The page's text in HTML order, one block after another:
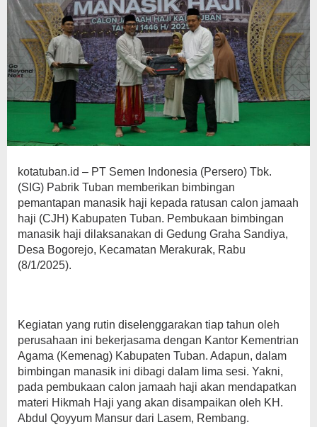
kotatuban.id – PT Semen Indonesia (Persero) Tbk.
(SIG) Pabrik Tuban memberikan bimbingan
pemantapan manasik haji kepada ratusan calon jamaah
haji (CJH) Kabupaten Tuban. Pembukaan bimbingan
manasik haji dilaksanakan di Gedung Graha Sandiya,
Desa Bogorejo, Kecamatan Merakurak, Rabu
(8/1/2025).
Kegiatan yang rutin diselenggarakan tiap tahun oleh
perusahaan ini bekerjasama dengan Kantor Kementrian
Agama (Kemenag) Kabupaten Tuban. Adapun, dalam
bimbingan manasik ini dibagi dalam lima sesi. Yakni,
pada pembukaan calon jamaah haji akan mendapatkan
materi Hikmah Haji yang akan disampaikan oleh KH.
Abdul Qoyyum Mansur dari Lasem, Rembang.